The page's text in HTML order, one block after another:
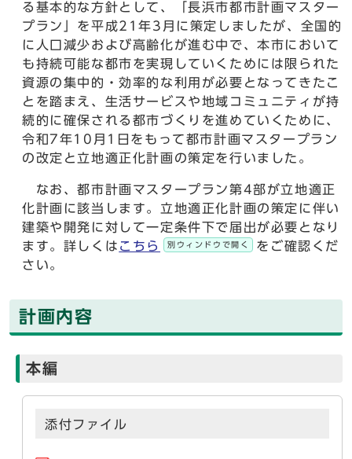
る基本的な方針として、「長浜市都市計画マスター
プラン」を平成21年3月に策定しましたが、全国的
に人口減少および高齢化が進む中で、本市において
も持続可能な都市を実現していくためには限られた
資源の集中的・効率的な利用が必要となってきたこ
とを踏まえ、生活サービスや地域コミュニティが持
続的に確保される都市づくりを進めていくために、
令和7年10月1日をもって都市計画マスタープラン
の改定と立地適正化計画の策定を行いました。
なお、都市計画マスタープラン第4部が立地適正
化計画に該当します。立地適正化計画の策定に伴い
建築や開発に対して一定条件下で届出が必要となり
ます。詳しくは こちら 別ウィンドウで開く
をご確認くだ
さい。
計画内容
本編
添付ファイル